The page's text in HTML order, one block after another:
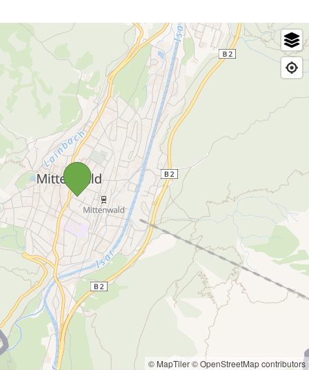
© MapTiler© OpenStreetMap contributors